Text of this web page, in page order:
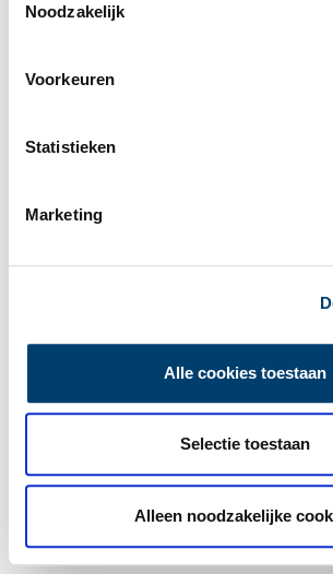
Noodzakelijk
Voorkeuren
Statistieken
Marketing
Alle cookies toestaan
Selectie toestaan
Alleen noodzakelijke